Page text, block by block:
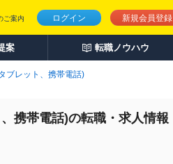
ログイン 新規会員登録
ご案内
案 転職ノウハウ
ブレット、携帯電話)
携帯電話)の転職・求人情報